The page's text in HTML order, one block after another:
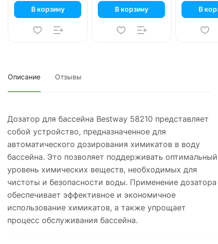
В корзину В корзину В
Описание Отзывы
Дозатор для бассейна Bestway 58210 представляет
собой устройство, предназначенное для
автоматического дозирования химикатов в воду
бассейна. Это позволяет поддерживать оптимальный
уровень химических веществ, необходимых для
чистоты и безопасности воды. Применение дозатора
обеспечивает эффективное и экономичное
использование химикатов, а также упрощает
процесс обслуживания бассейна.